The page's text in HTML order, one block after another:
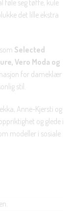
føle seg tøffe, kule
det lille ekstra
Selected
Vero Moda og
for dameklær
stil.
Anne-Kjersti og
og glede i
modeller i sosiale